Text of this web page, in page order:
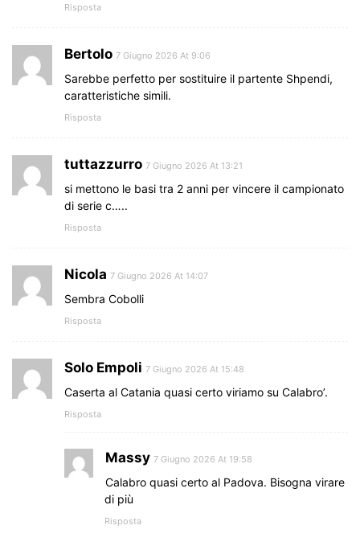
Risposta
Bertolo 7 Giugno 2026 At 9:06
Sarebbe perfetto per sostituire il partente Shpendi,
caratteristiche simili.
Risposta
tuttazzurro 7 Giugno 2026 At 13:21
si mettono le basi tra 2 anni per vincere il campionato
di serie c…..
Risposta
Nicola 7 Giugno 2026 At 14:07
Sembra Cobolli
Risposta
Solo Empoli 7 Giugno 2026 At 15:48
Caserta al Catania quasi certo viriamo su Calabro’.
Risposta
Massy 7 Giugno 2026 At 19:58
Calabro quasi certo al Padova. Bisogna virare
di più
Risposta